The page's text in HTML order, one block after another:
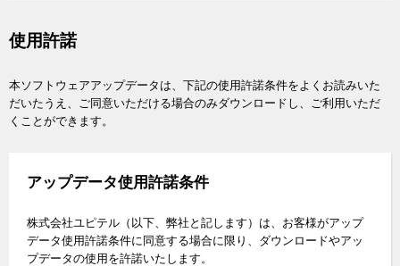
使用許諾
本ソフトウェアアップデータは、下記の使用許諾条件をよくお読みいた
だいたうえ、ご同意いただける場合のみダウンロードし、ご利用いただ
くことができます。
アップデータ使用許諾条件
株式会社ユピテル（以下、弊社と記します）は、お客様がアップ
データ使用許諾条件に同意する場合に限り、ダウンロードやアッ
プデータの使用を許諾いたします。